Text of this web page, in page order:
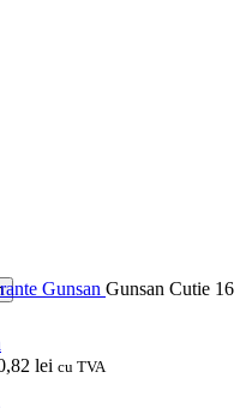
Gunsan Gunsan Cutie 16
lei cu TVA